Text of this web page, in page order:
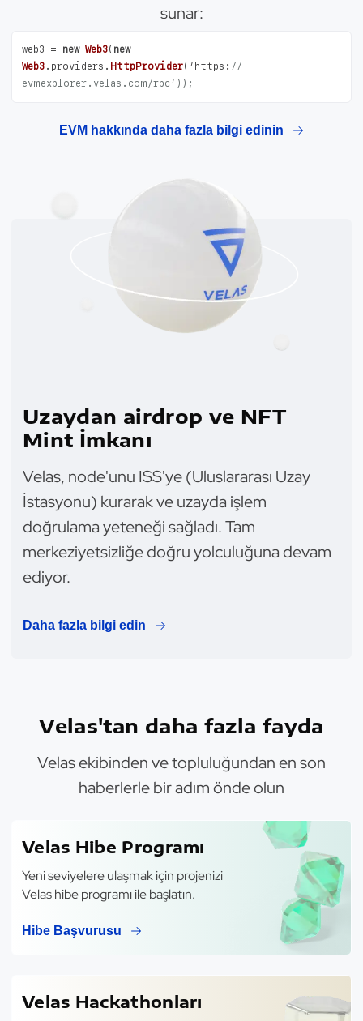
sunar:
web3 = new Web3( new
Web3 . providers . HttpProvider(’ https : //
evmexplorer.velas.com/rpc’));
EVM hakkında daha fazla bilgi edinin
Uzaydan airdrop ve NFT
Mint İmkanı
Velas, node'unu ISS'ye (Uluslararası Uzay
İstasyonu) kurarak ve uzayda işlem
doğrulama yeteneği sağladı. Tam
merkeziyetsizliğe doğru yolculuğuna devam
ediyor.
Daha fazla bilgi edin
Velas'tan daha fazla fayda
Velas ekibinden ve topluluğundan en son
haberlerle bir adım önde olun
Velas Hibe Programı
Yeni seviyelere ulaşmak için projenizi
Velas hibe programı ile başlatın.
Hibe Başvurusu
Velas Hackathonları